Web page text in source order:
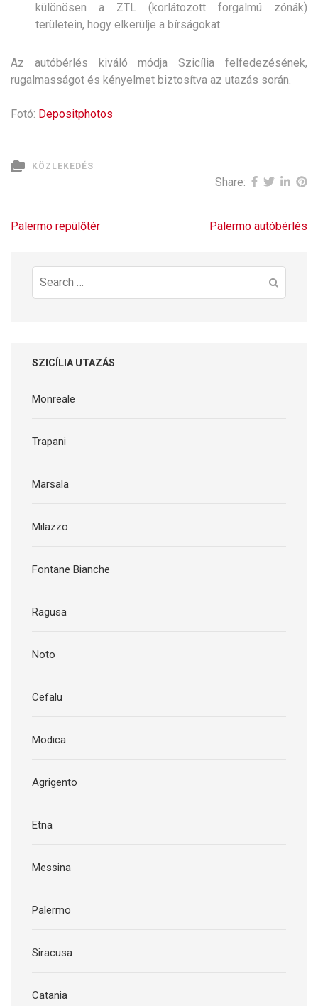
különösen a ZTL (korlátozott forgalmú zónák)
területein, hogy elkerülje a bírságokat.
Az autóbérlés kiváló módja Szicília felfedezésének,
rugalmasságot és kényelmet biztosítva az utazás során.
Fotó: Depositphotos
KÖZLEKEDÉS
Share:
Bejegyzés
Palermo repülőtér Palermo autóbérlés
Search
for:
SZICÍLIA UTAZÁS
Monreale
Trapani
Marsala
Milazzo
Fontane Bianche
Ragusa
Noto
Cefalu
Modica
Agrigento
Etna
Messina
Palermo
Siracusa
Catania